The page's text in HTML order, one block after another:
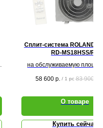
Сплит-система ROLAND
RD-MS18HSS/R1
на обслуживаемую
58 600 р. / 1 pc 83 900
О товаре
Купить сейчас